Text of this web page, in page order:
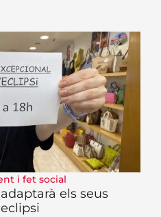
i fet social
els seus